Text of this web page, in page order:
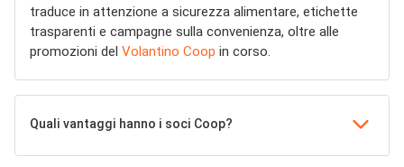
traduce in attenzione a sicurezza alimentare, etichette
trasparenti e campagne sulla convenienza, oltre alle
promozioni del Volantino Coop in corso.
Quali vantaggi hanno i soci Coop?